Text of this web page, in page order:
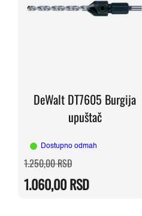
DeWalt DT7605 Burgija
upuštač
Dostupno odmah
1.250,00RSDOriginalna
cena
bila:
1.250,00 RSD.
1.060,00RSD
Trenutna
cena
1.060,00 RSD.